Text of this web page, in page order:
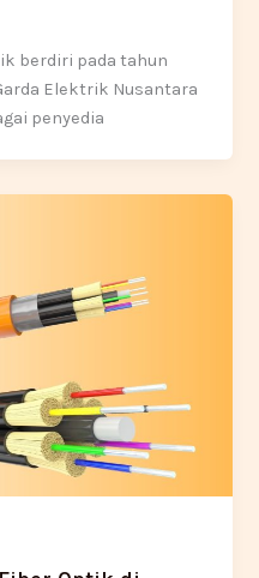
berdiri pada tahun
Elektrik Nusantara
penyedia